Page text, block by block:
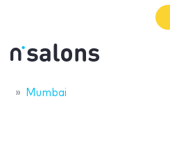
Mumbai